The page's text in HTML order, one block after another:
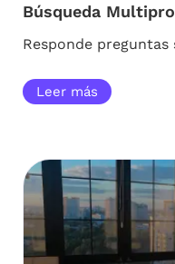
Búsqueda
Responde
Leer más